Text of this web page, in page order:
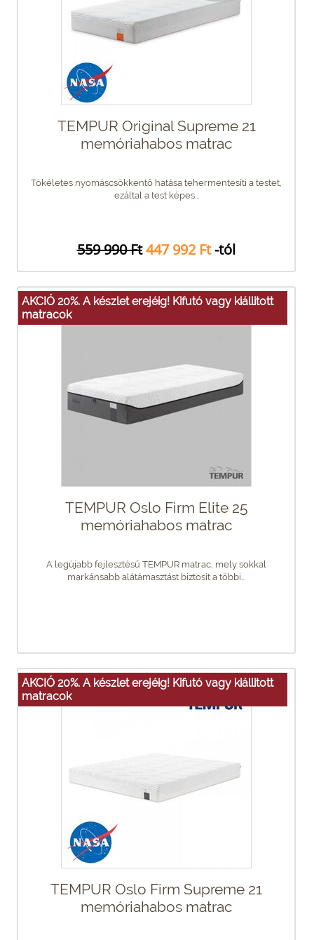
TEMPUR Original Supreme 21
memóriahabos matrac
Tökéletes nyomáscsökkentő hatása tehermentesíti a testet,
ezáltal a test képes...
559 990 Ft 447 992 Ft-tól
AKCIÓ 20%. A készlet erejéig! Kifutó vagy kiállitott
matracok
TEMPUR Oslo Firm Elite 25
memóriahabos matrac
A legújabb fejlesztésű TEMPUR matrac, mely sokkal
markánsabb alátámasztást biztosít a többi...
AKCIÓ 20%. A készlet erejéig! Kifutó vagy kiállitott
matracok
TEMPUR Oslo Firm Supreme 21
memóriahabos matrac